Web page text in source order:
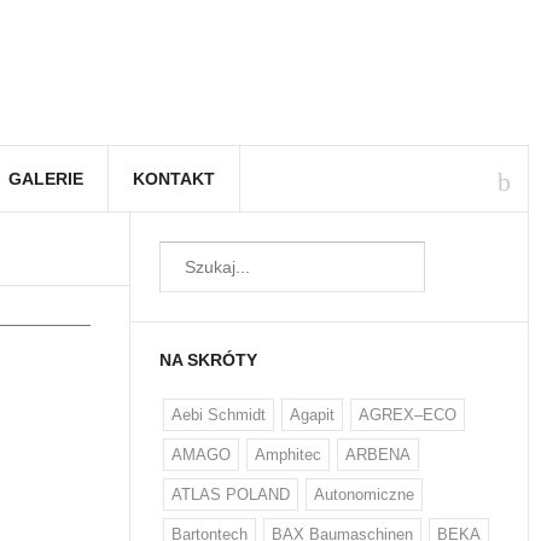
GALERIE KONTAKT
Finałowa edycja
Roadshow 2025
NA SKRÓTY
Aebi Schmidt Agapit AGREX–ECO
AMAGO Amphitec ARBENA
ATLAS POLAND Autonomiczne
Bartontech BAX Baumaschinen BEKA